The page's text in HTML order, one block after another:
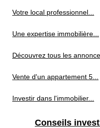
Votre local professionnel...
Une expertise immobilière...
Découvrez tous les
Vente d'un appartement 5...
Investir dans l'immobilier...
Conseils